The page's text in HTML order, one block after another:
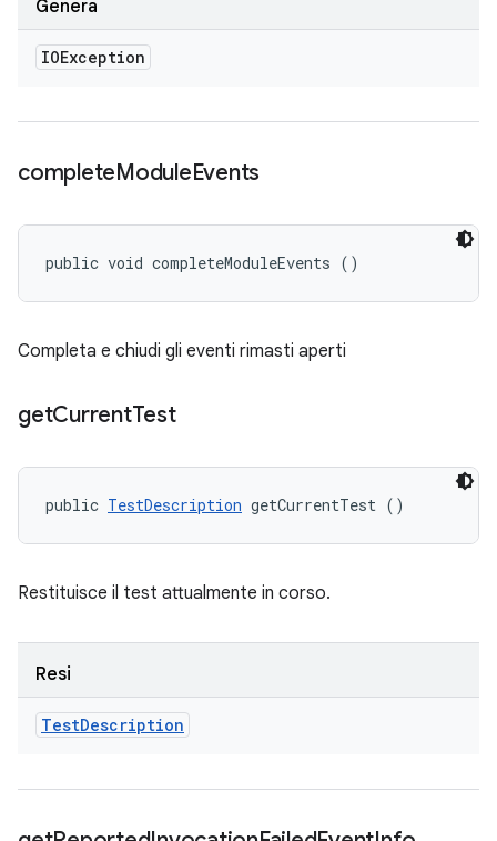
Genera
IOException
completeModuleEvents
public void completeModuleEvents ()
Completa e chiudi gli eventi rimasti aperti
getCurrentTest
public TestDescription getCurrentTest ()
Restituisce il test attualmente in corso.
Resi
TestDescription